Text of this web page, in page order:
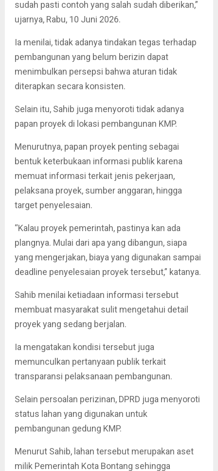
sudah pasti contoh yang salah sudah diberikan,”
ujarnya, Rabu, 10 Juni 2026.
Ia menilai, tidak adanya tindakan tegas terhadap
pembangunan yang belum berizin dapat
menimbulkan persepsi bahwa aturan tidak
diterapkan secara konsisten.
Selain itu, Sahib juga menyoroti tidak adanya
papan proyek di lokasi pembangunan KMP.
Menurutnya, papan proyek penting sebagai
bentuk keterbukaan informasi publik karena
memuat informasi terkait jenis pekerjaan,
pelaksana proyek, sumber anggaran, hingga
target penyelesaian.
“Kalau proyek pemerintah, pastinya kan ada
plangnya. Mulai dari apa yang dibangun, siapa
yang mengerjakan, biaya yang digunakan sampai
deadline penyelesaian proyek tersebut,” katanya.
Sahib menilai ketiadaan informasi tersebut
membuat masyarakat sulit mengetahui detail
proyek yang sedang berjalan.
Ia mengatakan kondisi tersebut juga
memunculkan pertanyaan publik terkait
transparansi pelaksanaan pembangunan.
Selain persoalan perizinan, DPRD juga menyoroti
status lahan yang digunakan untuk
pembangunan gedung KMP.
Menurut Sahib, lahan tersebut merupakan aset
milik Pemerintah Kota Bontang sehingga